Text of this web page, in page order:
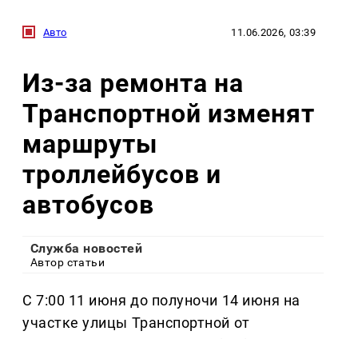
Авто 11.06.2026, 03:39
Из-за ремонта на
Транспортной изменят
маршруты
троллейбусов и
автобусов
Служба новостей
Автор статьи
С 7:00 11 июня до полуночи 14 июня на
участке улицы Транспортной от